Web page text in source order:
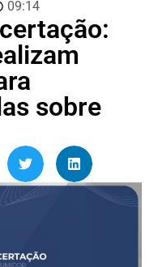
09:14
sobre